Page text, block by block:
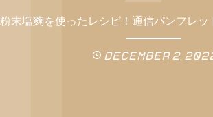
粉末塩麴を使ったレシピ！通信パンフレッ
December 2,